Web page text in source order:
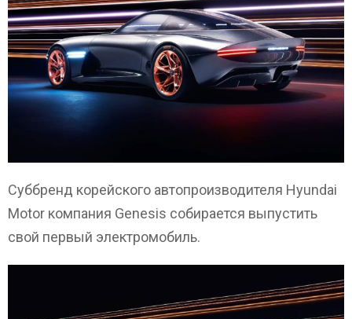
Суббренд корейского автопроизводителя Hyundai
Motor компания Genesis собирается выпустить
свой первый электромобиль.